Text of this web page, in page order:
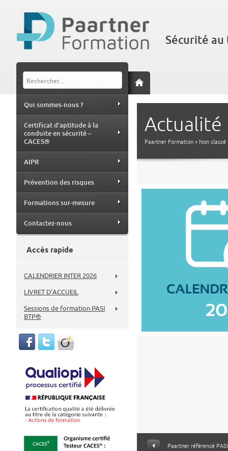
Sécurité
Actualité
Paartner Formation » Non classé
Paartner référencé
Qui sommes-nous ?
Certificat d’aptitude à la
conduite en sécurité –
CACES®
AIPR
Prévention des risques
Formations sur-mesure
Contactez-nous
Accès rapide
CALENDRIER INTER 2026
LIVRET D’ACCUEIL
Sessions de formation PASI
BTP®